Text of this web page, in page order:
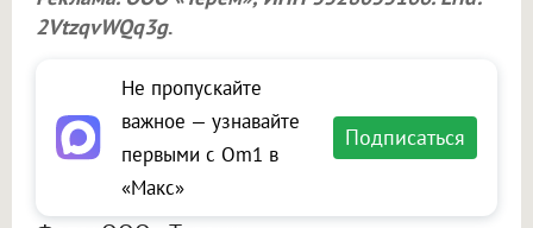
2VtzqvWQq3g.
Не пропускайте
важное — узнавайте
первыми с Om1 в
«Макс»
Подписаться